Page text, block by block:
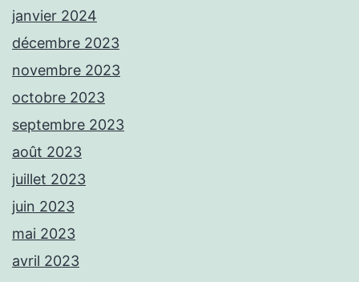
janvier 2024
décembre 2023
novembre 2023
octobre 2023
septembre 2023
août 2023
juillet 2023
juin 2023
mai 2023
avril 2023